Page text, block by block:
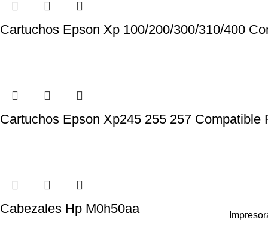
Cartuchos Epson Xp 100/200/300/310/400
Cartuchos Epson Xp245 255 257 Compatible
Cabezales Hp M0h50aa